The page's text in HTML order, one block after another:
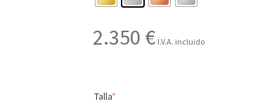
2.350 € I.V.A. incluido
Talla*(required)